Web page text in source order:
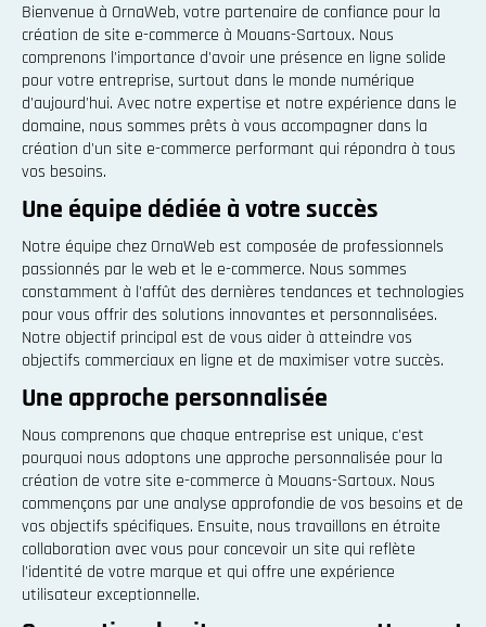
Bienvenue à OrnaWeb, votre partenaire de confiance pour la
création de site e-commerce à Mouans-Sartoux. Nous
comprenons l'importance d'avoir une présence en ligne solide
pour votre entreprise, surtout dans le monde numérique
d'aujourd'hui. Avec notre expertise et notre expérience dans le
domaine, nous sommes prêts à vous accompagner dans la
création d'un site e-commerce performant qui répondra à tous
vos besoins.
Une équipe dédiée à votre succès
Notre équipe chez OrnaWeb est composée de professionnels
passionnés par le web et le e-commerce. Nous sommes
constamment à l'affût des dernières tendances et technologies
pour vous offrir des solutions innovantes et personnalisées.
Notre objectif principal est de vous aider à atteindre vos
objectifs commerciaux en ligne et de maximiser votre succès.
Une approche personnalisée
Nous comprenons que chaque entreprise est unique, c'est
pourquoi nous adoptons une approche personnalisée pour la
création de votre site e-commerce à Mouans-Sartoux. Nous
commençons par une analyse approfondie de vos besoins et de
vos objectifs spécifiques. Ensuite, nous travaillons en étroite
collaboration avec vous pour concevoir un site qui reflète
l'identité de votre marque et qui offre une expérience
utilisateur exceptionnelle.